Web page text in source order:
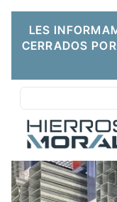
LES
CERRADOS